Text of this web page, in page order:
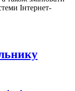
Інтернет-